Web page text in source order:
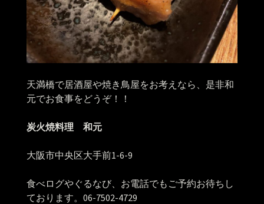
天満橋で居酒屋や焼き鳥屋をお考えなら、是非和
元でお食事をどうぞ！！
炭火焼料理 和元
大阪市中央区大手前1-6-9
食べログやぐるなび、お電話でもご予約お待ちし
ております。06-7502-4729